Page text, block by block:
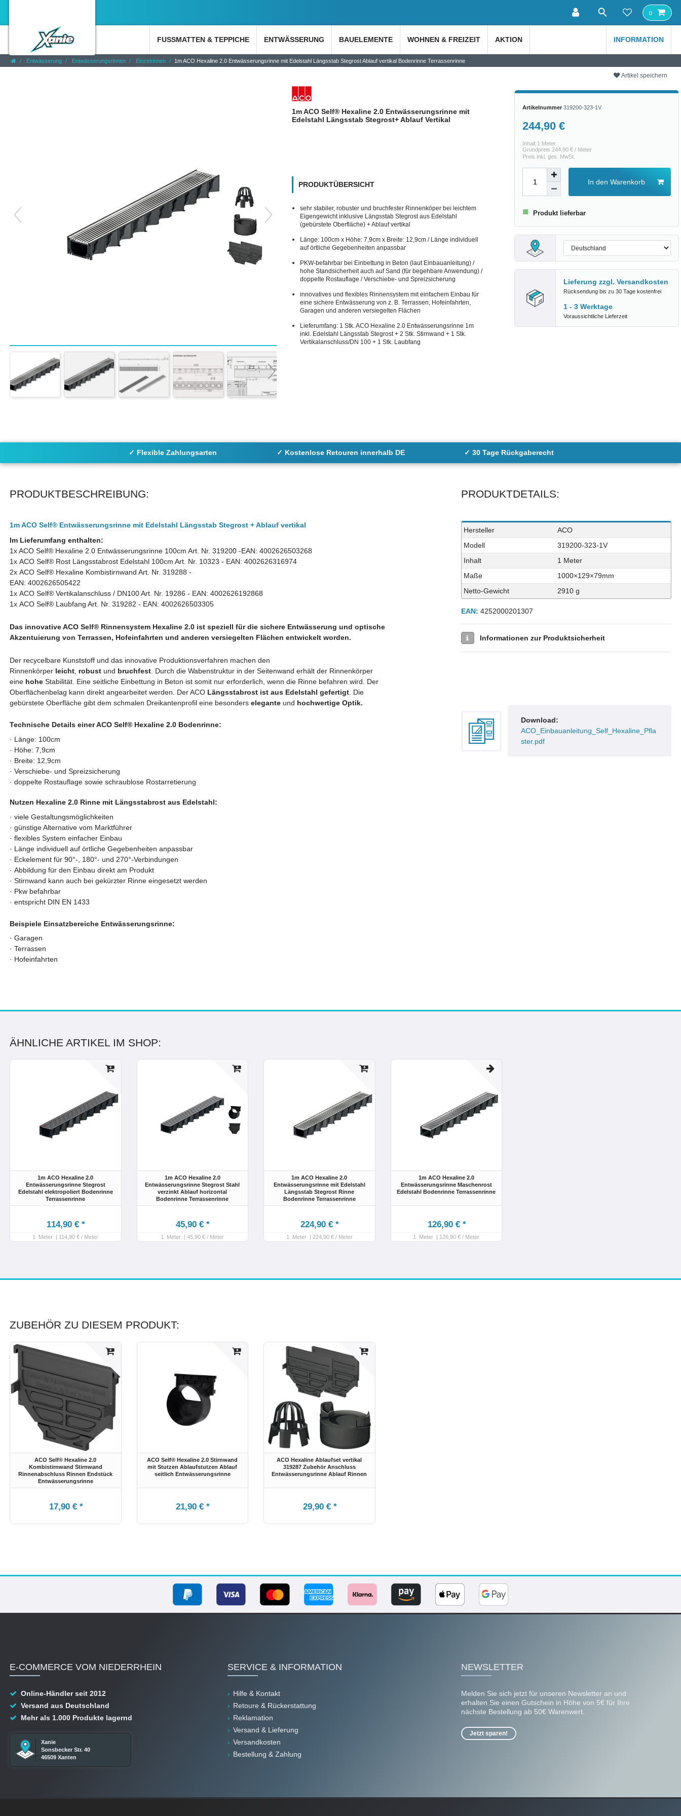
0
FUSSMATTEN & TEPPICHE ENTWÄSSERUNG BAUELEMENTE WOHNEN & FREIZEIT AKTION INFORMATION
Entwässerung Entwässerungsrinnen Einzelrinnen 1m ACO Hexaline 2.0 Entwässerungsrinne mit Edelstahl Längsstab Stegrost Ablauf vertikal Bodenrinne Terrassenrinne
1m ACO Self® Hexaline 2.0 Entwässerungsrinne mit
Edelstahl Längsstab Stegrost+ Ablauf Vertikal
Artikel speichern
PRODUKTÜBERSICHT
sehr stabiler, robuster und bruchfester Rinnenköper bei leichtem
Eigengewicht inklusive Längsstab Stegrost aus Edelstahl
(gebürstete Oberfläche) + Ablauf vertikal
Länge: 100cm x Höhe: 7,9cm x Breite: 12,9cm / Länge individuell
auf örtliche Gegebenheiten anpassbar
PKW-befahrbar bei Einbettung in Beton (laut Einbauanleitung) /
hohe Standsicherheit auch auf Sand (für begehbare Anwendung) /
doppelte Rostauflage / Verschiebe- und Spreizsicherung
innovatives und flexibles Rinnensystem mit einfachem Einbau für
eine sichere Entwässerung von z. B. Terrassen, Hofeinfahrten,
Garagen und anderen versiegelten Flächen
Lieferumfang: 1 Stk. ACO Hexaline 2.0 Entwässerungsrinne 1m
inkl. Edelstahl Längsstab Stegrost + 2 Stk. Stirnwand + 1 Stk.
Vertikalanschluss/DN 100 + 1 Stk. Laubfang
Artikelnummer319200-323-1V
244,90 €
Inhalt 1
Meter
Grundpreis 244,90 € / Meter
Preis inkl. ges. MwSt.
In den Warenkorb
■ Produkt lieferbar
Lieferung zzgl. Versandkosten
Rücksendung bis zu 30 Tage kostenfrei
1 - 3 Werktage
Voraussichtliche Lieferzeit
✓ Flexible Zahlungsarten ✓ Kostenlose Retouren innerhalb DE ✓ 30 Tage Rückgaberecht
PRODUKTBESCHREIBUNG:
1m ACO Self® Entwässerungsrinne mit Edelstahl Längsstab Stegrost + Ablauf vertikal
Im Lieferumfang enthalten:
1x ACO Self® Hexaline 2.0 Entwässerungsrinne 100cm Art. Nr. 319200 -EAN: 4002626503268
1x ACO Self® Rost Längsstabrost Edelstahl 100cm Art. Nr. 10323 - EAN: 4002626316974
2x ACO Self® Hexaline Kombistirnwand Art. Nr. 319288 -
EAN: 4002626505422
1x ACO Self® Vertikalanschluss / DN100 Art. Nr. 19286 - EAN: 4002626192868
1x ACO Self® Laubfang Art. Nr. 319282 - EAN: 4002626503305
Das innovative ACO Self® Rinnensystem Hexaline 2.0 ist speziell für die sichere Entwässerung und optische
Akzentuierung von Terrassen, Hofeinfahrten und anderen versiegelten Flächen entwickelt worden.
Der recycelbare Kunststoff und das innovative Produktionsverfahren machen den
Rinnenkörper leicht robust und bruchfest . Durch die Wabenstruktur in der Seitenwand erhält der Rinnenkörper
eine hohe Stabilität. Eine seitliche Einbettung in Beton ist somit nur erforderlich, wenn die Rinne befahren wird. Der
Oberflächenbelag kann direkt angearbeitet werden. Der ACO Längsstabrost ist aus Edelstahl gefertigt Die
gebürstete Oberfläche gibt dem schmalen Dreikantenprofil eine besonders elegante und hochwertige Optik.
Technische Details einer ACO Self® Hexaline 2.0 Bodenrinne:
· Länge: 100cm
· Höhe: 7,9cm
· Breite: 12,9cm
· Verschiebe- und Spreizsicherung
· doppelte Rostauflage sowie schraublose Rostarretierung
Nutzen Hexaline 2.0 Rinne mit Längsstabrost aus Edelstahl:
· viele Gestaltungsmöglichkeiten
· günstige Alternative vom Marktführer
· flexibles System einfacher Einbau
· Länge individuell auf örtliche Gegebenheiten anpassbar
· Eckelement für 90°-, 180°- und 270°-Verbindungen
· Abbildung für den Einbau direkt am Produkt
· Stirnwand kann auch bei gekürzter Rinne eingesetzt werden
· Pkw befahrbar
· entspricht DIN EN 1433
Beispiele Einsatzbereiche Entwässerungsrinne:
· Garagen
· Terrassen
· Hofeinfahrten
PRODUKTDETAILS:
Technisches
Merkmal
Wert
Hersteller
ACO
Modell
319200-323-1V
Inhalt
1 Meter
Maße
1000×129×79mm
Netto-Gewicht
2910 g
EAN: 4252000201307
Informationen zur Produktsicherheit
Download:
ACO_Einbauanleitung_Self_Hexaline_Pfla
ster.pdf
ÄHNLICHE ARTIKEL IM SHOP:
1m ACO Hexaline 2.0
Entwässerungsrinne Stegrost
Edelstahl elektropoliert Bodenrinne
Terrassenrinne
114,90 € *
1 Meter | 114,90 € / Meter
1m ACO Hexaline 2.0
Entwässerungsrinne Stegrost Stahl
verzinkt Ablauf horizontal
Bodenrinne Terrassenrinne
45,90 € *
1 Meter | 45,90 € / Meter
1m ACO Hexaline 2.0
Entwässerungsrinne mit Edelstahl
Längsstab Stegrost Rinne
Bodenrinne Terrassenrinne
224,90 € *
1 Meter | 224,90 € / Meter
1m ACO Hexaline 2.0
Entwässerungsrinne Maschenrost
Edelstahl Bodenrinne Terrassenrinne
126,90 € *
1 Meter | 126,90 € / Meter
ZUBEHÖR ZU DIESEM PRODUKT:
ACO Self® Hexaline 2.0
Kombistirnwand Stirnwand
Rinnenabschluss Rinnen Endstück
Entwässerungsrinne
17,90 € *
ACO Self® Hexaline 2.0 Stirnwand
mit Stutzen Ablaufstutzen Ablauf
seitlich Entwässerungsrinne
21,90 € *
ACO Hexaline Ablaufset vertikal
319287 Zubehör Anschluss
Entwässerungsrinne Ablauf Rinnen
29,90 € *
E-COMMERCE VOM NIEDERRHEIN
Online-Händler seit 2012
Versand aus Deutschland
Mehr als 1.000 Produkte lagernd
Xanie
Sonsbecker Str. 40
46509 Xanten
SERVICE & INFORMATION
Hilfe & Kontakt
Retoure & Rückerstattung
Reklamation
Versand & Lieferung
Versandkosten
Bestellung & Zahlung
NEWSLETTER
Melden Sie sich jetzt für unseren Newsletter an und
erhalten Sie einen Gutschein in Höhe von 5€ für Ihre
nächste Bestellung ab 50€ Warenwert.
Jetzt sparen!